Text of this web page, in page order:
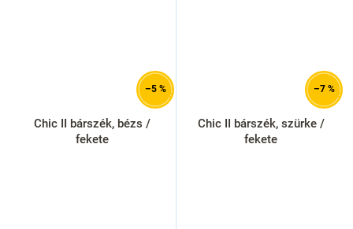
–5 %
Chic II bárszék, bézs /
fekete
–7 %
Chic II bárszék, szürke /
fekete